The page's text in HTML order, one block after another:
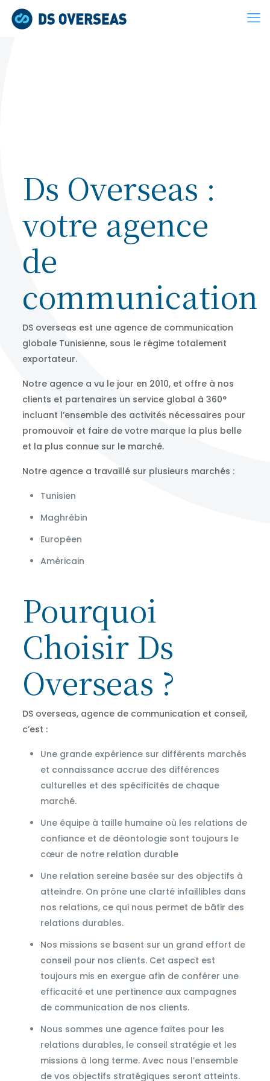
Ds Overseas :
votre agence
de
communication
DS overseas est une agence de communication
globale Tunisienne, sous le régime totalement
exportateur.
Notre agence a vu le jour en 2010, et offre à nos
clients et partenaires un service global à 360°
incluant l’ensemble des activités nécessaires pour
promouvoir et faire de votre marque la plus belle
et la plus connue sur le marché.
Notre agence a travaillé sur plusieurs marchés :
Tunisien
Maghrébin
Européen
Américain
Pourquoi
Choisir Ds
Overseas ?
DS overseas, agence de communication et conseil,
c’est :
Une grande expérience sur différents marchés
et connaissance accrue des différences
culturelles et des spécificités de chaque
marché.
Une équipe à taille humaine où les relations de
confiance et de déontologie sont toujours le
cœur de notre relation durable
Une relation sereine basée sur des objectifs à
atteindre. On prône une clarté infaillibles dans
nos relations, ce qui nous permet de bâtir des
relations durables.
Nos missions se basent sur un grand effort de
conseil pour nos clients. Cet aspect est
toujours mis en exergue afin de conférer une
efficacité et une pertinence aux campagnes
de communication de nos clients.
Nous sommes une agence faites pour les
relations durables, le conseil stratégie et les
missions à long terme. Avec nous l’ensemble
de vos objectifs stratégiques seront atteints.